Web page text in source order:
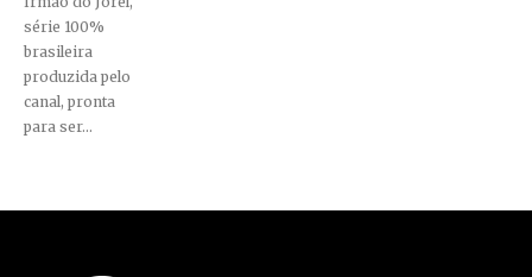
série 100%
brasileira
produzida pelo
canal, pronta
para ser...